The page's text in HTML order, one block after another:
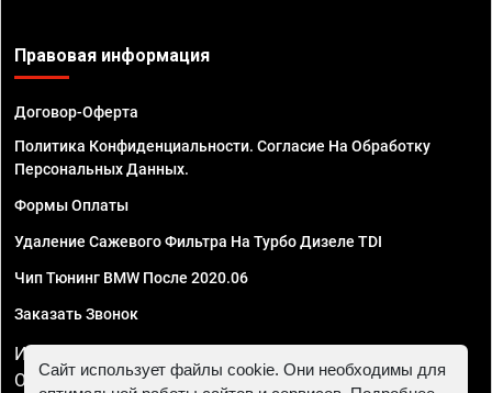
Правовая информация
Договор-Оферта
Политика Конфиденциальности. Согласие На Обработку
Персональных Данных.
Формы Оплаты
Удаление Сажевого Фильтра На Турбо Дизеле TDI
Чип Тюнинг BMW После 2020.06
Заказать Звонок
ИП Смирнов Георгий Павлович. ИНН 781302555843,
ОГРНИП 324470400032610
Сайт использует файлы cookie. Они необходимы для